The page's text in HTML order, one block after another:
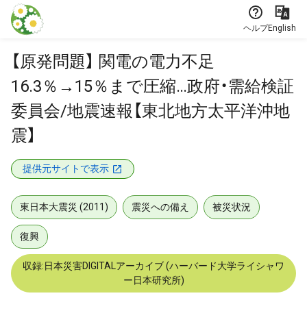
本文に飛ぶ
ヘルプEnglish
【原発問題】 関電の電力不足
16.3％→15％まで圧縮…政府・需給検証
委員会/地震速報【東北地方太平洋沖地
震】
提供元サイトで表示
東日本大震災 (2011) 震災への備え 被災状況
復興
収録:日本災害DIGITALアーカイブ (ハーバード大学ライシャワ
ー日本研究所)